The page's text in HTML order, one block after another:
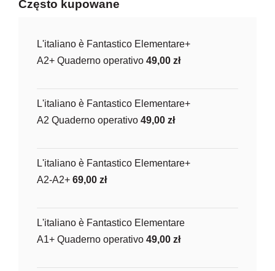
Często kupowane
L'italiano è Fantastico Elementare+
A2+ Quaderno operativo 49,00 zł
L'italiano è Fantastico Elementare+
A2 Quaderno operativo 49,00 zł
L'italiano è Fantastico Elementare+
A2-A2+ 69,00 zł
L'italiano è Fantastico Elementare
A1+ Quaderno operativo 49,00 zł